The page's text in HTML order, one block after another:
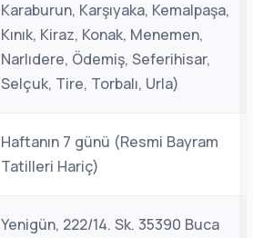
Karaburun, Karşıyaka, Kemalpaşa,
Kınık, Kiraz, Konak, Menemen,
Narlıdere, Ödemiş, Seferihisar,
Selçuk, Tire, Torbalı, Urla)
Haftanın 7 günü (Resmi Bayram
Tatilleri Hariç)
Yenigün, 222/14. Sk. 35390 Buca